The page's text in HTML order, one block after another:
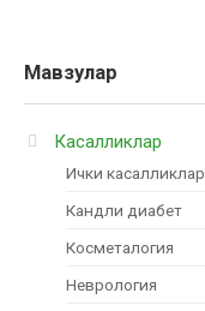
Мавзулар
Касалликлар
Ички касалликлар
Кандли диабет
Косметалогия
Неврология